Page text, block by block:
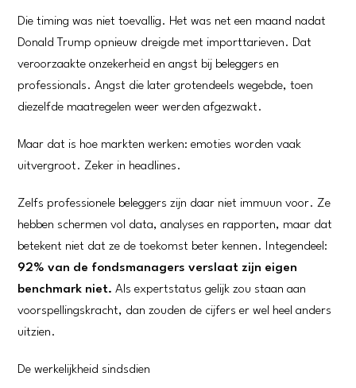
Die timing was niet toevallig. Het was net een maand nadat
Donald Trump opnieuw dreigde met importtarieven. Dat
veroorzaakte onzekerheid en angst bij beleggers en
professionals. Angst die later grotendeels wegebde, toen
diezelfde maatregelen weer werden afgezwakt.
Maar dat is hoe markten werken: emoties worden vaak
uitvergroot. Zeker in headlines.
Zelfs professionele beleggers zijn daar niet immuun voor. Ze
hebben schermen vol data, analyses en rapporten, maar dat
betekent niet dat ze de toekomst beter kennen. Integendeel:
92% van de fondsmanagers verslaat zijn eigen
benchmark niet. Als expertstatus gelijk zou staan aan
voorspellingskracht, dan zouden de cijfers er wel heel anders
uitzien.
De werkelijkheid sindsdien